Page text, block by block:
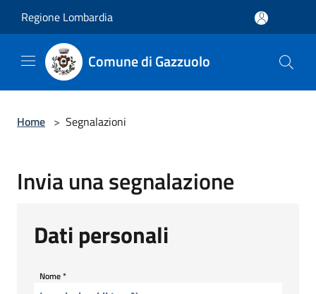
Regione Lombardia
Comune di Gazzuolo
Home > Segnalazioni
Invia una segnalazione
Dati personali
Nome*